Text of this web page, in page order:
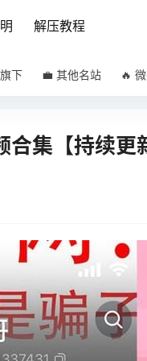
解压教程
下 💼 其他名站 🔥
集【持续更